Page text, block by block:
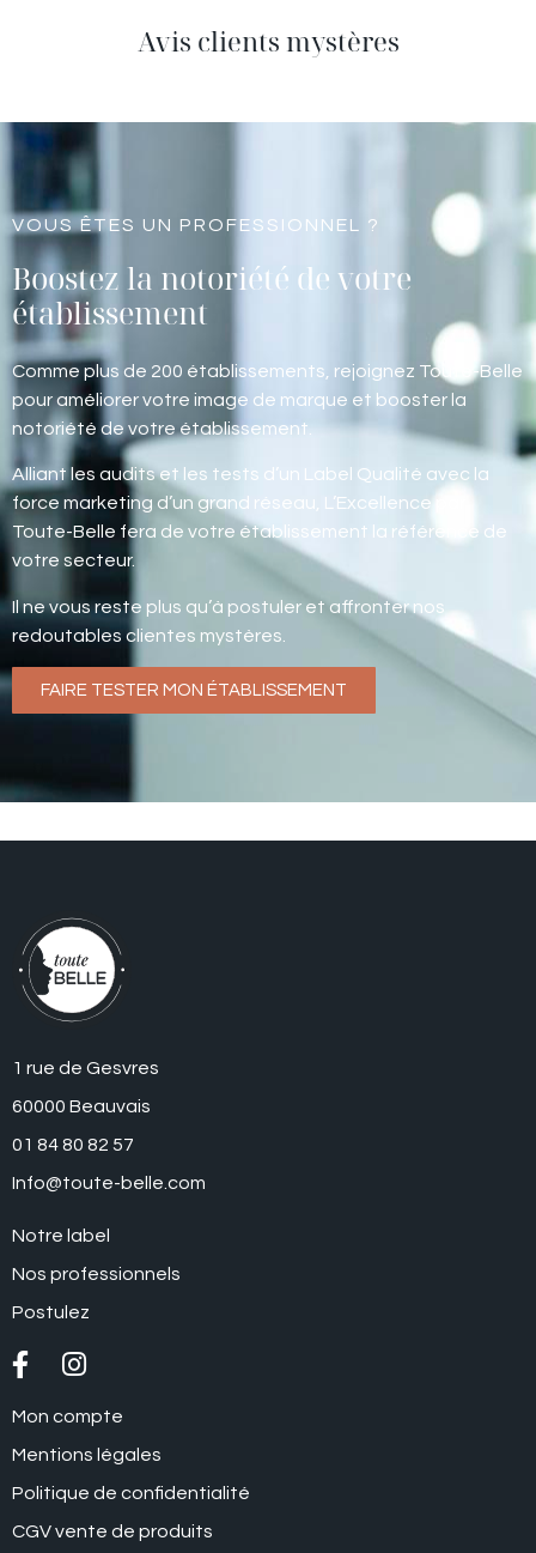
Avis clients mystères
VOUS ÊTES UN PROFESSIONNEL ?
Boostez la notoriété de votre
établissement
Comme plus de 200 établissements, rejoignez Toute-Belle
pour améliorer votre image de marque et booster la
notoriété de votre établissement.
Alliant les audits et les tests d’un Label Qualité avec la
force marketing d’un grand réseau, L’Excellence par
Toute-Belle fera de votre établissement la référence de
votre secteur.
Il ne vous reste plus qu’à postuler et affronter nos
redoutables clientes mystères.
FAIRE TESTER MON ÉTABLISSEMENT
1 rue de Gesvres
60000 Beauvais
01 84 80 82 57
Info@toute-belle.com
Notre label
Nos professionnels
Postulez
Mon compte
Mentions légales
Politique de confidentialité
CGV vente de produits